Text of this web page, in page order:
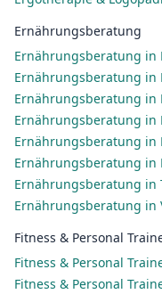
Ernährungsberatung
Ernährungsberatung in
Ernährungsberatung in
Ernährungsberatung in
Ernährungsberatung in
Ernährungsberatung in
Ernährungsberatung in
Ernährungsberatung in
Ernährungsberatung in
Fitness & Personal
Fitness & Personal
Fitness & Personal